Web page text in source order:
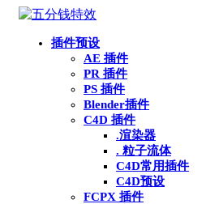
插件预设
AE 插件
PR 插件
PS 插件
Blender插件
C4D 插件
.渲染器
. 粒子流体
C4D常用插件
C4D预设
FCPX 插件